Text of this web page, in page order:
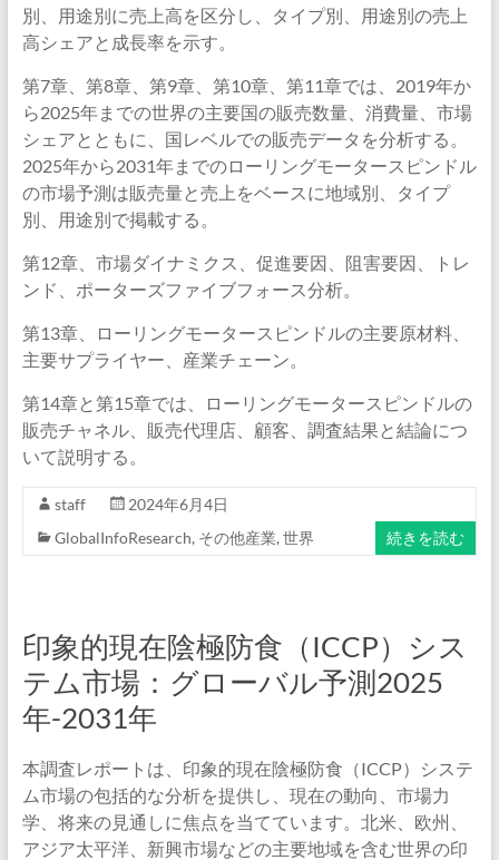
別、用途別に売上高を区分し、タイプ別、用途別の売上
高シェアと成長率を示す。
第7章、第8章、第9章、第10章、第11章では、2019年か
ら2025年までの世界の主要国の販売数量、消費量、市場
シェアとともに、国レベルでの販売データを分析する。
2025年から2031年までのローリングモータースピンドル
の市場予測は販売量と売上をベースに地域別、タイプ
別、用途別で掲載する。
第12章、市場ダイナミクス、促進要因、阻害要因、トレ
ンド、ポーターズファイブフォース分析。
第13章、ローリングモータースピンドルの主要原材料、
主要サプライヤー、産業チェーン。
第14章と第15章では、ローリングモータースピンドルの
販売チャネル、販売代理店、顧客、調査結果と結論につ
いて説明する。
staff
2024年6月4日
GlobalInfoResearch, その他産業, 世界 続きを読む
印象的現在陰極防食（ICCP）シス
テム市場：グローバル予測2025
年-2031年
本調査レポートは、印象的現在陰極防食（ICCP）システ
ム市場の包括的な分析を提供し、現在の動向、市場力
学、将来の見通しに焦点を当てています。北米、欧州、
アジア太平洋、新興市場などの主要地域を含む世界の印